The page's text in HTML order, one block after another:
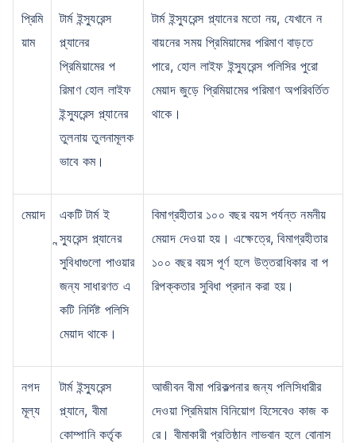
প্রিমি
য়াম
টার্ম ইন্স্যুরেন্স
প্ল্যানের
প্রিমিয়ামের প
রিমাণ হোল লাইফ
ইন্স্যুরেন্স প্ল্যানের
তুলনায় তুলনামূলক
ভাবে কম।
টার্ম ইন্স্যুরেন্স প্ল্যানের মতো নয়, যেখানে ন
বায়নের সময় প্রিমিয়ামের পরিমাণ বাড়তে
পারে, হোল লাইফ ইন্স্যুরেন্স পলিসির পুরো
মেয়াদ জুড়ে প্রিমিয়ামের পরিমাণ অপরিবর্তিত
থাকে।
মেয়াদ
একটি টার্ম ই
ন্স্যুরেন্স প্ল্যানের
সুবিধাগুলো পাওয়ার
জন্য সাধারণত এ
কটি নির্দিষ্ট পলিসি
মেয়াদ থাকে।
বিমাগ্রহীতার ১০০ বছর বয়স পর্যন্ত নমনীয়
মেয়াদ দেওয়া হয়। এক্ষেত্রে, বিমাগ্রহীতার
১০০ বছর বয়স পূর্ণ হলে উত্তরাধিকার বা প
রিপক্কতার সুবিধা প্রদান করা হয়।
নগদ
মূল্য
টার্ম ইন্স্যুরেন্স
প্ল্যানে, বীমা
কোম্পানি কর্তৃক
আজীবন বীমা পরিকল্পনার জন্য পলিসিধারীর
দেওয়া প্রিমিয়াম বিনিয়োগ হিসেবেও কাজ ক
রে। বীমাকারী প্রতিষ্ঠান লাভবান হলে বোনাস
বয়স কীভাবে টার্ম ইন্স্যুরেন্স
প্রিমিয়ামকে প্রভাবিত করে
২৪ বছর ৩৪ বছর
৪৪ বছর